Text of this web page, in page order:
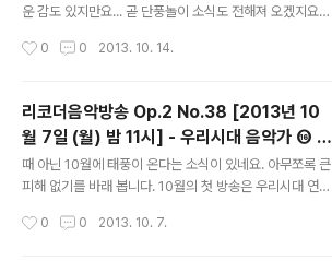
요~ ● 방송일시 : 2013년 10월 21일 (월) 밤 11시 ● 청
는 세이라디오 설치 후 '리코더 음악방송' 검색. 세이라디오
운 감도 있지만요... 곧 단풍놀이 소식도 전해져 오겠지요?
나 봅니다. 그의 12개의 리코더 소나타는 이탈리아의 리코
개의 소나타 외에도 텔레만처럼 다양한 실내악 작품들과
협주곡을 남기기도 했습니다. 오늘은 그의 12개의 독주 소
나타 중에서 다섯곡을 만나 봅니다. 그럼, 오늘 밤 11시에
뵈요~ ● 방송일시 : 2013년 10월 14일 (월) 밤 11시 ●
청취방법 : 선택 ① 아래 세이라디오 플레이 버튼 누르기.
오 설치 -> 클릭 선택 ② 윈앰프 설치 후, 아래 방송주소를
0 0 2013. 10. 14.
리코더음악방송 Op.2 No.38 [2013년 10
월 7일 (월) 밤 11시] - 우리시대 음악가 ⑯ 로
렌조 카바산티
때 아닌 10월에 태풍이 온다는 소식이 있네요. 아무쪼록 큰
피해 없기를 바래 봅니다. 10월의 첫 방송은 우리시대 연주
카바산티를 만나 봅니다. 앙상블을 위주로 활동한 탓에 자
0 0 2013. 10. 7.